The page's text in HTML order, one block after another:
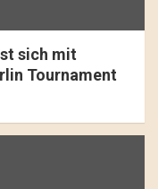
sich mit
Tournament